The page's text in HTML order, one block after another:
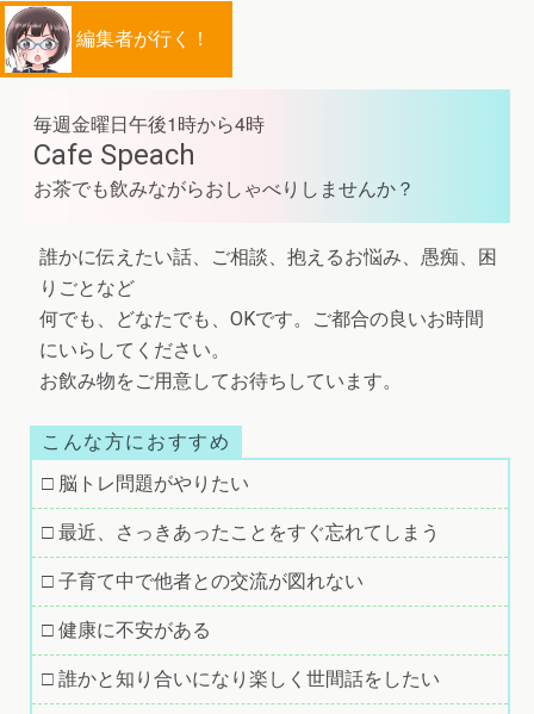
編集者が行く！
毎週金曜日午後1時から4時
Cafe Speach
お茶でも飲みながらおしゃべりしませんか？
誰かに伝えたい話、ご相談、抱えるお悩み、愚痴、困
りごとなど
何でも、どなたでも、OKです。ご都合の良いお時間
にいらしてください。
お飲み物をご用意してお待ちしています。
こんな方におすすめ
□ 脳トレ問題がやりたい
□ 最近、さっきあったことをすぐ忘れてしまう
□ 子育て中で他者との交流が図れない
□ 健康に不安がある
□ 誰かと知り合いになり楽しく世間話をしたい